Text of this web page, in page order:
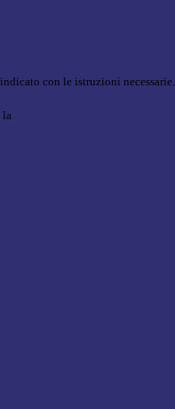
con le istruzioni necessarie.
la